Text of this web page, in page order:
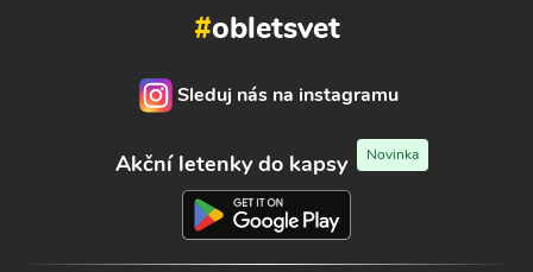
#obletsvet
Sleduj nás na instagramu
Akční letenky do kapsy Novinka